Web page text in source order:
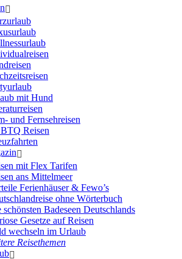
mit Hund
und Fernsehreisen
Reisen
mit Flex Tarifen
ans Mittelmeer
Ferienhäuser & Fewo’s
ohne Wörterbuch
schönsten Badeseen Deutschlands
Gesetze auf Reisen
wechseln im Urlaub
Reisethemen